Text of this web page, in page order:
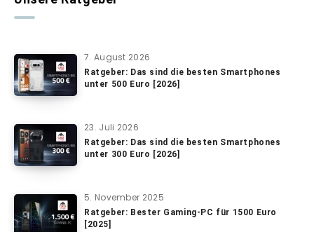
7. August 2026
Ratgeber: Das sind die besten Smartphones
unter 500 Euro [2026]
23. Juli 2026
Ratgeber: Das sind die besten Smartphones
unter 300 Euro [2026]
5. November 2025
Ratgeber: Bester Gaming-PC für 1500 Euro
[2025]